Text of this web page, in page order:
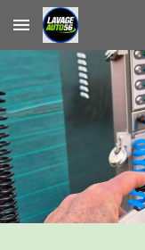
Skip to main content